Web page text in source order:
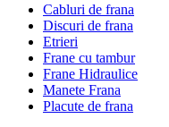
Cabluri de frana
Discuri de frana
Etrieri
Frane cu tambur
Frane Hidraulice
Manete Frana
Placute de frana